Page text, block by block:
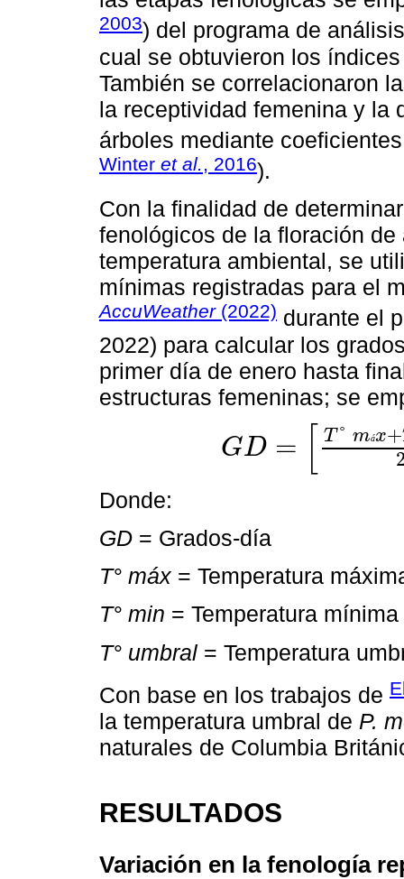
2003) del programa de
cual se obtuvieron los
También se correlacionaron
la receptividad femenina y la
árboles mediante
Winter et al., 2016).
Con la finalidad de
fenológicos de la floración
temperatura ambiental, se
mínimas registradas para el
AccuWeather(2022) durante el
2022) para calcular los
primer día de enero hasta
estructuras femeninas; se
GD = T ° máx+
GD=T° m áx+T mín2-T° umbral
Donde:
GD = Grados-día
T° máx = Temperatura
T° min = Temperatura mínima
T° umbral = Temperatura
Con base en los trabajos de
la temperatura umbral de P.
naturales de Columbia
RESULTADOS
Variación en la fenología